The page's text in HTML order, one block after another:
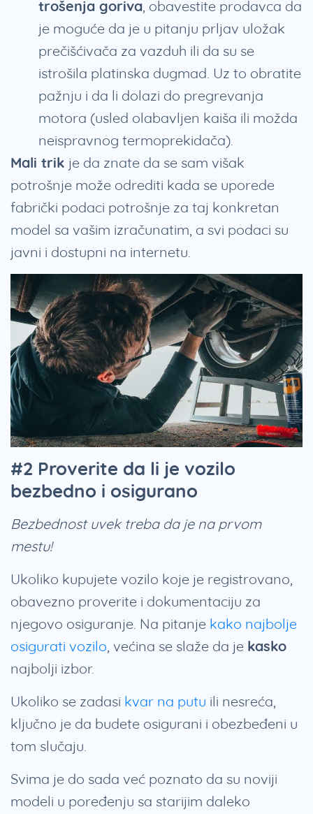
trošenja goriva , obavestite prodavca da
je moguće da je u pitanju prljav uložak
prečišćivača za vazduh ili da su se
istrošila platinska dugmad. Uz to obratite
pažnju i da li dolazi do pregrevanja
motora (usled olabavljen kaiša ili možda
neispravnog termoprekidača).
Mali trik je da znate da se sam višak
potrošnje može odrediti kada se uporede
fabrički podaci potrošnje za taj konkretan
model sa vašim izračunatim, a svi podaci su
javni i dostupni na internetu.
#2 Proverite da li je vozilo
bezbedno i osigurano
Bezbednost uvek treba da je na prvom
mestu!
Ukoliko kupujete vozilo koje je registrovano,
obavezno proverite i dokumentaciju za
njegovo osiguranje. Na pitanje kako najbolje
osigurati vozilo, većina se slaže da je kasko
najbolji izbor.
Ukoliko se zadasi kvar na putu ili nesreća,
ključno je da budete osigurani i obezbeđeni u
tom slučaju.
Svima je do sada već poznato da su noviji
modeli u poređenju sa starijim daleko